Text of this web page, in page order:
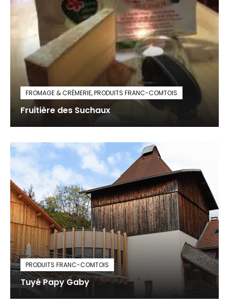
FROMAGE & CRÈMERIE,PRODUITS FRANC-COMTOIS
Fruitière des Suchaux
PRODUITS FRANC-COMTOIS
Tuyé Papy Gaby